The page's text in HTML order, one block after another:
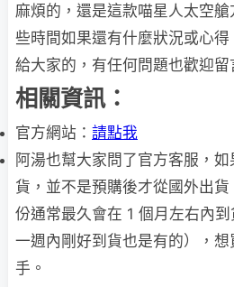
麻煩的，還是這款喵星人太空
些時間如果還有什麼狀況或心
給大家的，有任何問題也歡迎留
相關資訊：
官方網站： 請點我
阿湯也幫大家問了官方客服，
貨，並不是預購後才從國外出
份通常最久會在 1 個月左右內
一週內剛好到貨也是有的），
手。